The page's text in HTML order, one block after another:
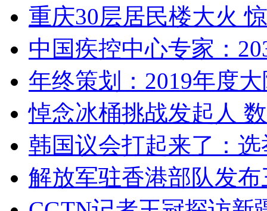
重庆30层居民楼大火
中国疾控中心专家：
年终策划：2019年度
悼念冰桶挑战发起人
韩国议会打起来了：
解放军驻香港部队发